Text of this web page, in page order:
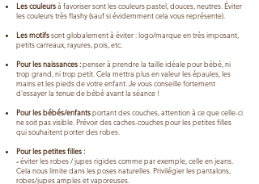
​Les couleursà favoriser sont les couleurs pastel, douces, neutres. Éviter
les couleurs très flashy (sauf si évidemment cela vous représente).
​Les motifssont globalement à éviter : logo/marque en très imposant,
petits carreaux, rayures, pois, etc.
​Pour les naissances :penser à prendre la taille idéale pour bébé, ni
trop grand, ni trop petit. Cela mettra plus en valeur les épaules, les
mains et les pieds de votre enfant. Je vous conseille fortement
d'essayer la tenue de bébé avant la séance !
Pour les bébés/enfantsportant des couches, attention à ce que celle-ci
ne soit pas visible. Prévoir des caches-couches pour les petites filles
qui souhaitent porter des robes.
Pour les petites filles :
-éviter les robes / jupes rigides comme par exemple, celle en jeans.
Cela nous limite dans les poses naturelles. Privilégier les pantalons,
robes/jupes amples et vaporeuses.